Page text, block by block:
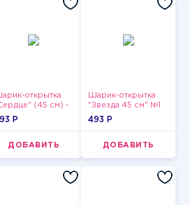
открытка
(45 см) -
P
ДОБАВИТЬ
Шарик-открытка
"Звезда 45 см" №1
493 P
ДОБАВИТЬ